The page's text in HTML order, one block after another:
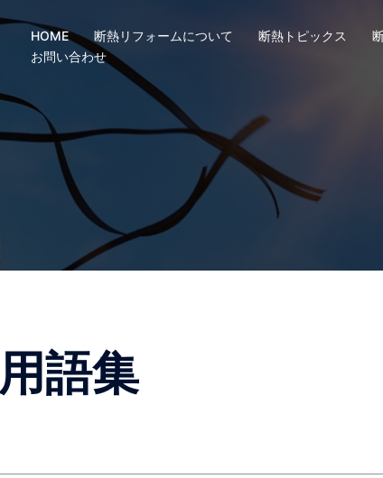
HOME 断熱リフォームについて 断熱トピックス
お問い合わせ
語集